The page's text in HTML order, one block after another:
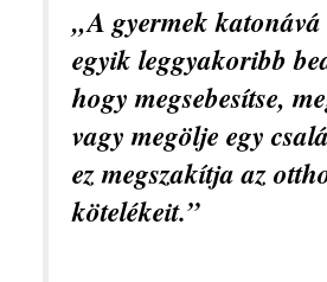
„A gyermek
egyik leggyakoribb
hogy megsebesítse,
vagy megölje egy
ez megszakítja az
kötelékeit.”